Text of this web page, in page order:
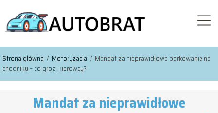
Strona główna / Motoryzacja / Mandat za nieprawidłowe parkowanie na
chodniku – co grozi kierowcy?
Mandat za nieprawidłowe